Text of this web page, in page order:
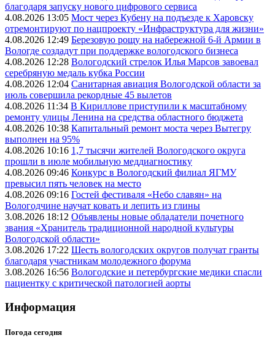
благодаря запуску нового цифрового сервиса
4.08.2026 13:05 Мост через Кубену на подъезде к Харовску
отремонтируют по нацпроекту «Инфраструктура для жизни»
4.08.2026 12:49 Березовую рощу на набережной 6-й Армии в
Вологде создадут при поддержке вологодского бизнеса
4.08.2026 12:28 Вологодский стрелок Илья Марсов завоевал
серебряную медаль кубка России
4.08.2026 12:04 Санитарная авиация Вологодской области за
июль совершила рекордные 45 вылетов
4.08.2026 11:34 В Кириллове приступили к масштабному
ремонту улицы Ленина на средства областного бюджета
4.08.2026 10:38 Капитальный ремонт моста через Вытегру
выполнен на 95%
4.08.2026 10:16 1,7 тысячи жителей Вологодского округа
прошли в июле мобильную меддиагностику
4.08.2026 09:46 Конкурс в Вологодский филиал ЯГМУ
превысил пять человек на место
4.08.2026 09:16 Гостей фестиваля «Небо славян» на
Вологодчине научат ковать и лепить из глины
3.08.2026 18:12 Объявлены новые обладатели почетного
звания «Хранитель традиционной народной культуры
Вологодской области»
3.08.2026 17:22 Шесть вологодских округов получат гранты
благодаря участникам молодежного форума
3.08.2026 16:56 Вологодские и петербургские медики спасли
пациентку с критической патологией аорты
Информация
Погода сегодня